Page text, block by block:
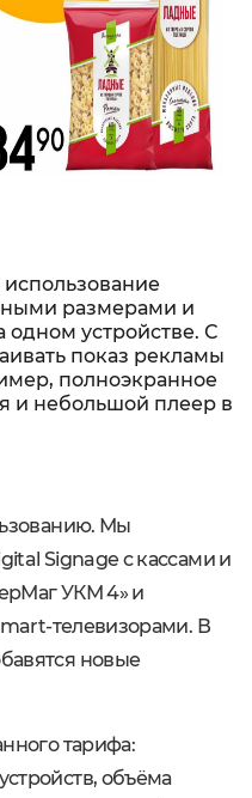
размерами и
устройстве. С
показ рекламы
полноэкранное
и небольшой плеер в
Мы
Signage с кассами и
УКМ 4» и
телевизорами. В
новые
тарифа:
объёма